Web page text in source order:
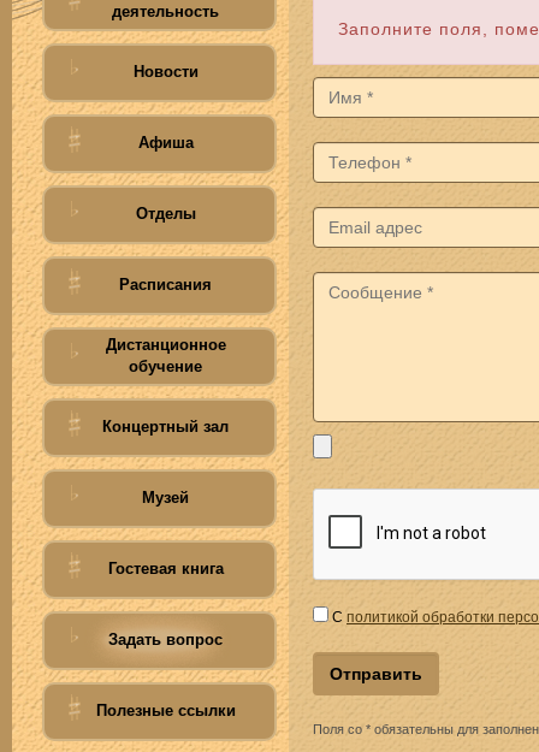
деятельность
Новости
Афиша
Отделы
Расписания
Дистанционное
обучение
Концертный зал
Музей
Гостевая книга
Задать вопрос
Полезные ссылки
Заполните поля,
С политикой обработки
Поля со * обязательны для